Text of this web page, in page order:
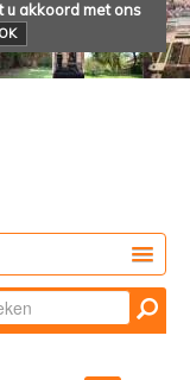
u akkoord met ons
OK